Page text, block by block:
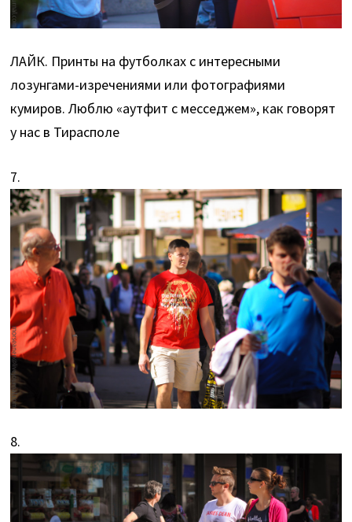
ЛАЙК. Принты на футболках с интересными
лозунгами-изречениями или фотографиями
кумиров. Люблю «аутфит с месседжем», как говорят
у нас в Тирасполе
7.
8.